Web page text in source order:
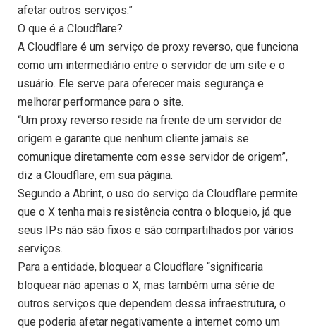
afetar outros serviços.”
O que é a Cloudflare?
A Cloudflare é um serviço de proxy reverso, que funciona
como um intermediário entre o servidor de um site e o
usuário. Ele serve para oferecer mais segurança e
melhorar performance para o site.
“Um proxy reverso reside na frente de um servidor de
origem e garante que nenhum cliente jamais se
comunique diretamente com esse servidor de origem”,
diz a Cloudflare, em sua página.
Segundo a Abrint, o uso do serviço da Cloudflare permite
que o X tenha mais resistência contra o bloqueio, já que
seus IPs não são fixos e são compartilhados por vários
serviços.
Para a entidade, bloquear a Cloudflare “significaria
bloquear não apenas o X, mas também uma série de
outros serviços que dependem dessa infraestrutura, o
que poderia afetar negativamente a internet como um